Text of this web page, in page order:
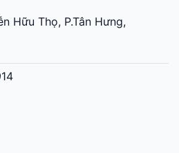
Hữu Thọ, P.Tân Hưng,